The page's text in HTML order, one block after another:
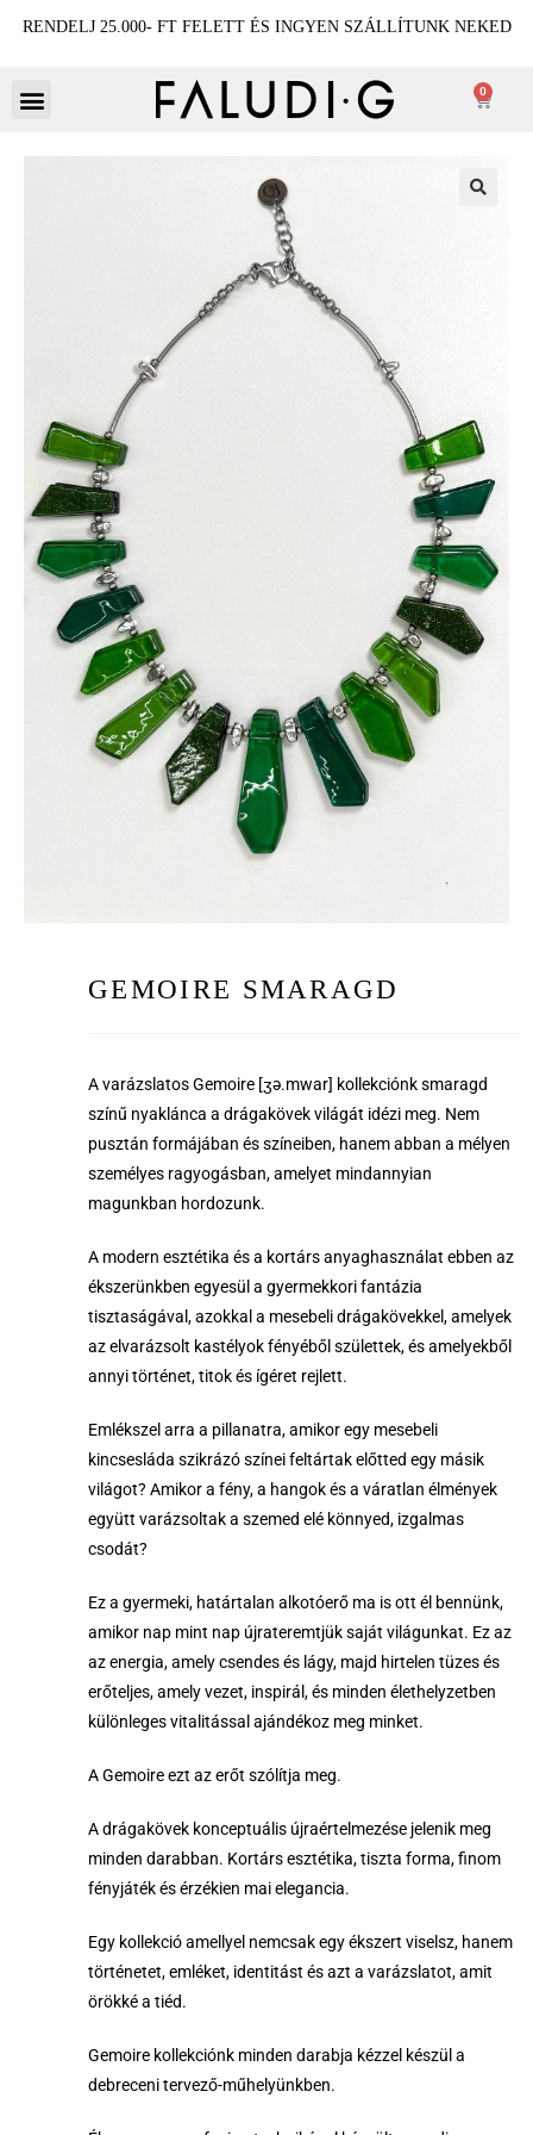
RENDELJ 25.000- FT FELETT ÉS INGYEN SZÁLLÍTUNK NEKED
0
GEMOIRE SMARAGD
A varázslatos Gemoire [ʒə.mwar] kollekciónk smaragd
színű nyaklánca a drágakövek világát idézi meg. Nem
pusztán formájában és színeiben, hanem abban a mélyen
személyes ragyogásban, amelyet mindannyian
magunkban hordozunk.
A modern esztétika és a kortárs anyaghasználat ebben az
ékszerünkben egyesül a gyermekkori fantázia
tisztaságával, azokkal a mesebeli drágakövekkel, amelyek
az elvarázsolt kastélyok fényéből születtek, és amelyekből
annyi történet, titok és ígéret rejlett.
Emlékszel arra a pillanatra, amikor egy mesebeli
kincsesláda szikrázó színei feltártak előtted egy másik
világot? Amikor a fény, a hangok és a váratlan élmények
együtt varázsoltak a szemed elé könnyed, izgalmas
csodát?
Ez a gyermeki, határtalan alkotóerő ma is ott él bennünk,
amikor nap mint nap újrateremtjük saját világunkat. Ez az
az energia, amely csendes és lágy, majd hirtelen tüzes és
erőteljes, amely vezet, inspirál, és minden élethelyzetben
különleges vitalitással ajándékoz meg minket.
A Gemoire ezt az erőt szólítja meg.
A drágakövek konceptuális újraértelmezése jelenik meg
minden darabban. Kortárs esztétika, tiszta forma, finom
fényjáték és érzékien mai elegancia.
Egy kollekció amellyel nemcsak egy ékszert viselsz, hanem
történetet, emléket, identitást és azt a varázslatot, amit
örökké a tiéd.
Gemoire kollekciónk minden darabja kézzel készül a
debreceni tervező-műhelyünkben.